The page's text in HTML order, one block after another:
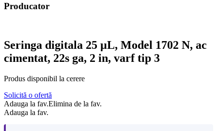
Producator
Seringa digitala 25 µL, Model 1702 N, ac
cimentat, 22s ga, 2 in, varf tip 3
Produs disponibil la cerere
Solicită o ofertă
Adauga la fav.Elimina de la fav.
Adauga la fav.